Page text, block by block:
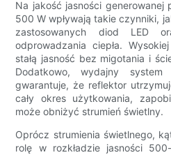
Na jakość jasności generowanej
500 W wpływają takie czynniki,
zastosowanych diod LED
odprowadzania ciepła.
stałą jasność bez migotania i
Dodatkowo, wydajny system
gwarantuje, że reflektor
cały okres użytkowania,
może obniżyć strumień świetlny.
Oprócz strumienia świetlnego,
rolę w rozkładzie jasności